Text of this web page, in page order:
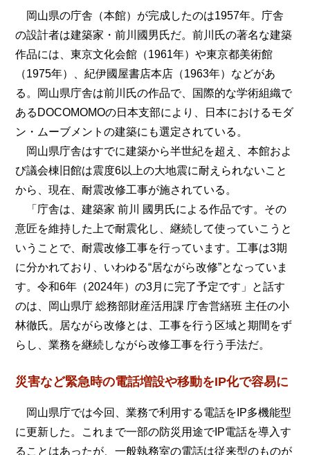
岡山県の庁舎（本館）が完成したのは1957年。庁舎
の設計者は建築家・前川國男氏だ。前川氏の著名な建築
作品には、東京文化会館（1961年）や東京都美術館
（1975年）、紀伊國屋書店本店（1963年）などがあ
る。岡山県庁舎は前川氏の作品で、国際的な学術組織で
あるDOCOMOMOの日本支部により、日本におけるモダ
ン・ムーブメントの建築にも選定されている。
岡山県庁舎はすでに建築から半世紀を超え、本館およ
び議会棟旧館は震度6以上の大地震に耐えられないこと
から、現在、耐震改修工事が施されている。
「庁舎は、建築家 前川 國男氏による作品です。その
意匠を維持した上で耐震化し、継続して使っていこうと
いうことで、耐震改修工事を行っています。工事は3期
に分かれており、いわゆる“居ながら改修”となっていま
す。令和6年（2024年）の3月に完了予定です」と話す
のは、岡山県庁 総務部財産活用課 庁舎営繕班 主任の小
林徹氏。居ながら改修とは、工事を行う区域と期間をず
らし、業務を継続しながら改修工事を行う手法だ。
災害など緊急時の電話増設や移動をIP化で容易に
岡山県庁では今回、業務で利用する電話をIP多機能型
に更新した。これまで一部の防災用途でIP電話を導入す
ることはあったが、一般執務室の電話は従来型のものが